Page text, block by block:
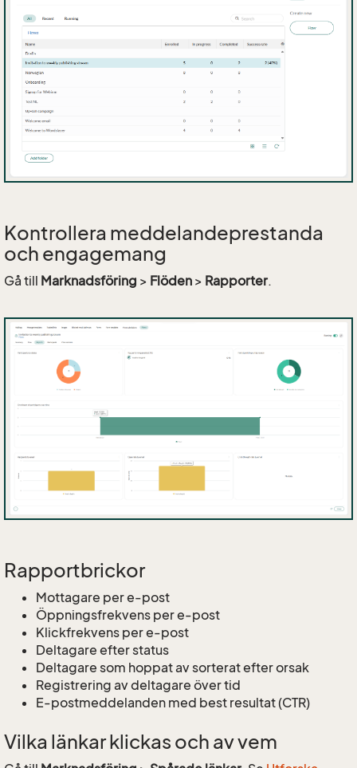
Kontrollera meddelandeprestanda
och engagemang
Gå till Marknadsföring > Flöden > Rapporter.
Rapportbrickor
Mottagare per e-post
Öppningsfrekvens per e-post
Klickfrekvens per e-post
Deltagare efter status
Deltagare som hoppat av sorterat efter orsak
Registrering av deltagare över tid
E-postmeddelanden med best resultat (CTR)
Vilka länkar klickas och av vem